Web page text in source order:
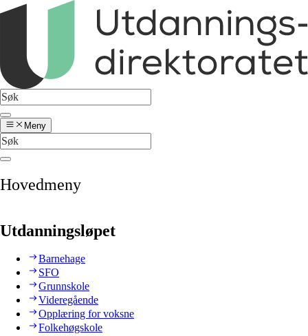
Meny
Hovedmeny
Utdanningsløpet
Barnehage
SFO
Grunnskole
Videregående
Opplæring for voksne
Folkehøgskole